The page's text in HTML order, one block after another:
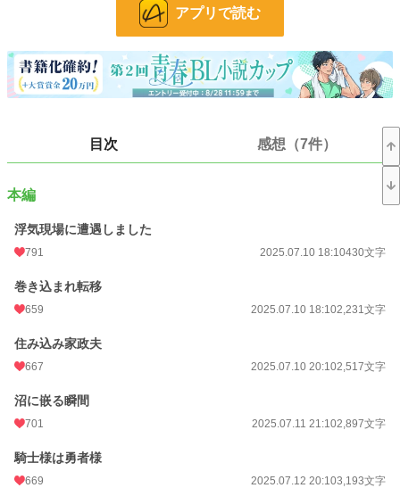
勇者と神子が結婚すればよかったのにと暗に言われる始末。
大事にされて穏やかな新婚生活を送れてはいるのだが、不安は募るばかりで――
勇者×巻き込まれた一般人のすれ違いラブストーリー。
他サイトでも投稿しています。
元のタイトル『嫉妬されないからと浮気をされたので応援してみました』
お気に入り
文字数
更新日時 2025.08.27 19:10
初回公開日時
初回完結日時 2025.08.29 15:03
月間ポイント 4,089 pt (9,843 位)
アプリで読む
目次 感想（7件）
本編
浮気現場に遭遇しました
791 2025.07.10 18:10430文字
巻き込まれ転移
659 2025.07.10 18:102,231文字
住み込み家政夫
667 2025.07.10 20:102,517文字
沼に嵌る瞬間
701 2025.07.11 21:102,897文字
騎士様は勇者様
669 2025.07.12 20:103,193文字